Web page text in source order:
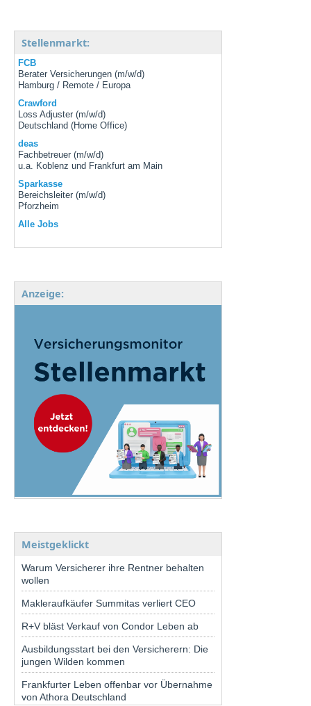
Stellenmarkt:
FCB
Berater Versicherungen (m/w/d)
Hamburg / Remote / Europa
Crawford
Loss Adjuster (m/w/d)
Deutschland (Home Office)
deas
Fachbetreuer (m/w/d)
u.a. Koblenz und Frankfurt am Main
Sparkasse
Bereichsleiter (m/w/d)
Pforzheim
Alle Jobs
Anzeige:
Meistgeklickt
Warum Versicherer ihre Rentner behalten
wollen
Makleraufkäufer Summitas verliert CEO
R+V bläst Verkauf von Condor Leben ab
Ausbildungsstart bei den Versicherern: Die
jungen Wilden kommen
Frankfurter Leben offenbar vor Übernahme
von Athora Deutschland